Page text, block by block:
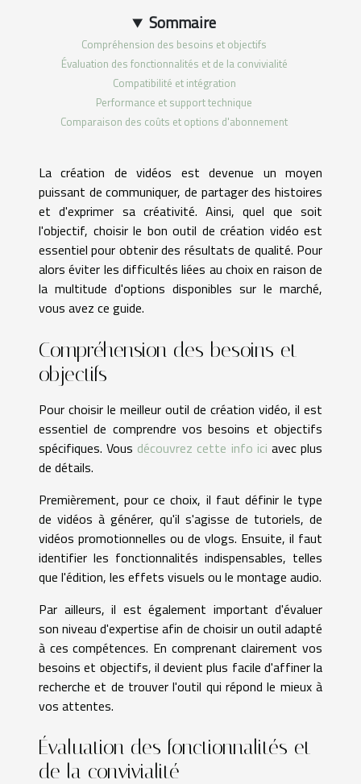
Sommaire
Compréhension des besoins et objectifs
Évaluation des fonctionnalités et de la convivialité
Compatibilité et intégration
Performance et support technique
Comparaison des coûts et options d'abonnement
La création de vidéos est devenue un moyen
puissant de communiquer, de partager des histoires
et d'exprimer sa créativité. Ainsi, quel que soit
l'objectif, choisir le bon outil de création vidéo est
essentiel pour obtenir des résultats de qualité. Pour
alors éviter les difficultés liées au choix en raison de
la multitude d'options disponibles sur le marché,
vous avez ce guide.
Compréhension des besoins et
objectifs
Pour choisir le meilleur outil de création vidéo, il est
essentiel de comprendre vos besoins et objectifs
spécifiques. Vous découvrez cette info ici avec plus
de détails.
Premièrement, pour ce choix, il faut définir le type
de vidéos à générer, qu'il s'agisse de tutoriels, de
vidéos promotionnelles ou de vlogs. Ensuite, il faut
identifier les fonctionnalités indispensables, telles
que l'édition, les effets visuels ou le montage audio.
Par ailleurs, il est également important d'évaluer
son niveau d'expertise afin de choisir un outil adapté
à ces compétences. En comprenant clairement vos
besoins et objectifs, il devient plus facile d'affiner la
recherche et de trouver l'outil qui répond le mieux à
vos attentes.
Évaluation des fonctionnalités et
de la convivialité